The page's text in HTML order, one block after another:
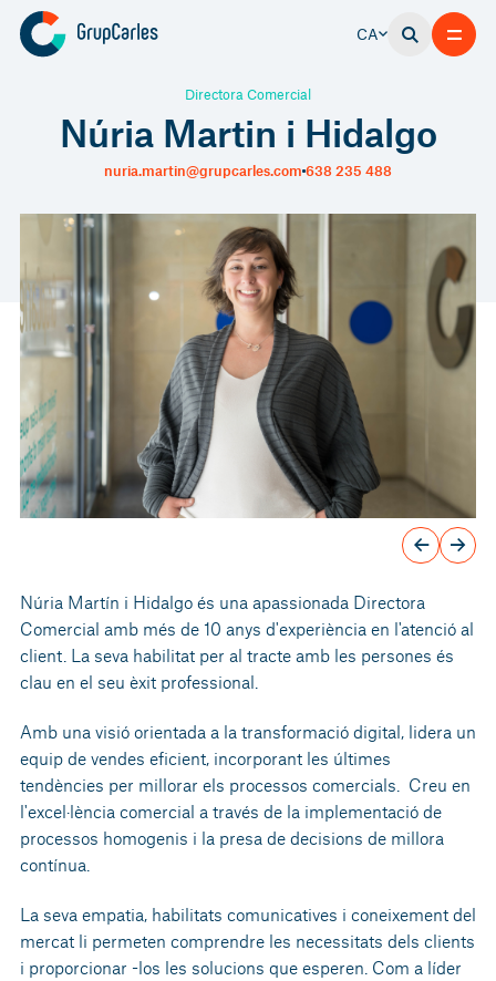
CA
Núria Martin i Hidalgo
Directora Comercial
nuria.martin@grupcarles.com 638 235 488
Núria Martín i Hidalgo és una apassionada Directora
Comercial amb més de 10 anys d'experiència en l'atenció al
client. La seva habilitat per al tracte amb les persones és
clau en el seu èxit professional.
Amb una visió orientada a la transformació digital, lidera un
equip de vendes eficient, incorporant les últimes
tendències per millorar els processos comercials.
Creu en
l'excel·lència comercial a través de la implementació de
processos homogenis i la presa de decisions de millora
contínua.
La seva empatia, habilitats comunicatives i coneixement del
mercat li permeten comprendre les necessitats dels clients
i proporcionar -los les solucions que esperen. Com a líder